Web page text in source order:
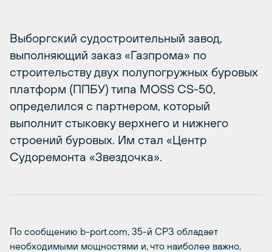
Выборгский судостроительный завод,
выполняющий заказ «Газпрома» по
строительству двух полупогружных буровых
платформ (ППБУ) типа MOSS CS-50,
определился с партнером, который
выполнит стыковку верхнего и нижнего
строений буровых. Им стал «Центр
Судоремонта «Звездочка».
По сообщению b-port.com, 35-й СРЗ обладает
необходимыми мощностями и, что наиболее важно,